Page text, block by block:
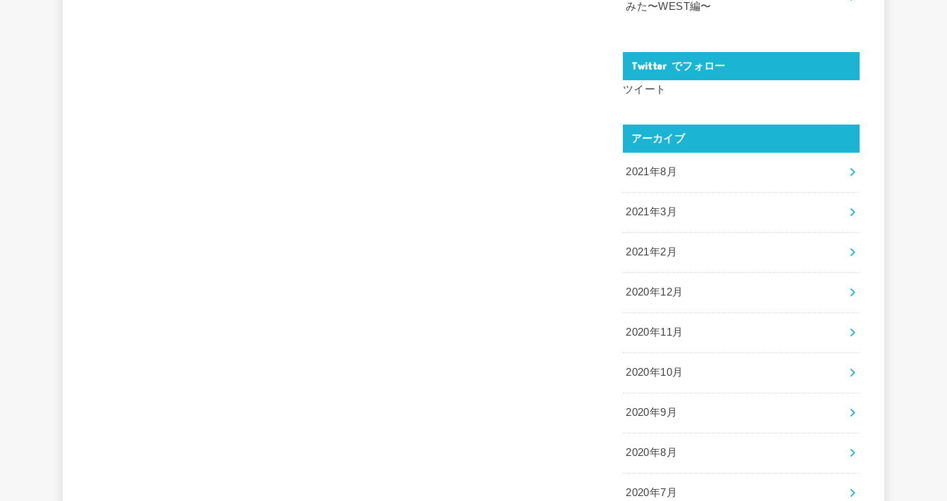
みた〜WEST編〜
Twitter でフォロー
ツイート
アーカイブ
2021年8月
2021年3月
2021年2月
2020年12月
2020年11月
2020年10月
2020年9月
2020年8月
2020年7月